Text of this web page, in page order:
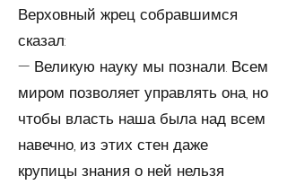
Верховный жрец собравшимся
сказал:
— Великую науку мы познали. Всем
миром позволяет управлять она, но
чтобы власть наша была над всем
на­вечно, из этих стен даже
крупицы знания о ней нельзя